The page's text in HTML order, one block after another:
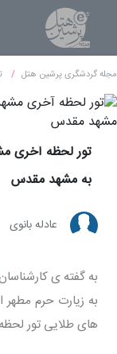
مجله گردشگری پرشین هتل
تور لحظه آخری
به مشهد مقدس
عادله بانوی
به گفته ی
به زیارت حرم مطهر
های طلایی تور